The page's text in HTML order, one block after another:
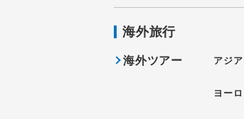
海外旅行
海外ツアー アジア
ヨー